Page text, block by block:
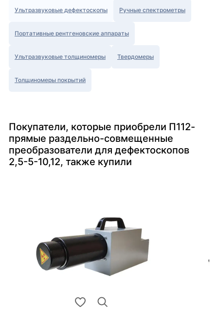
Ультразвуковые дефектоскопы Ручные спектрометры
Портативные рентгеновские аппараты
Ультразвуковые толщиномеры Твердомеры
Толщиномеры покрытий
Покупатели, которые приобрели П112-
прямые раздельно-совмещенные
преобразователи для дефектоскопов
2,5-5-10,12, также купили